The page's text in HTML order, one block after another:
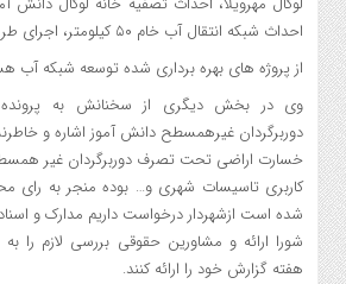
احداث شبکه انتقال آب خام ۵۰ کیلومتر، اجرای طرح آبخیزداری کوه نور
از پروژه های بهره برداری شده توسعه شبکه آب
وی در بخش دیگری از سخنانش به
دوربرگردان غیرهمسطح دانش آموز اشاره و
خسارت اراضی تحت تصرف دوربرگردان غیر
کاربری تاسیسات شهری و… بوده منجر به رای
شده است ازشهردار درخواست داریم مدارک و
شورا ارائه و مشاورین حقوقی بررسی لازم
هفته گزارش خود را ارائه کنند.